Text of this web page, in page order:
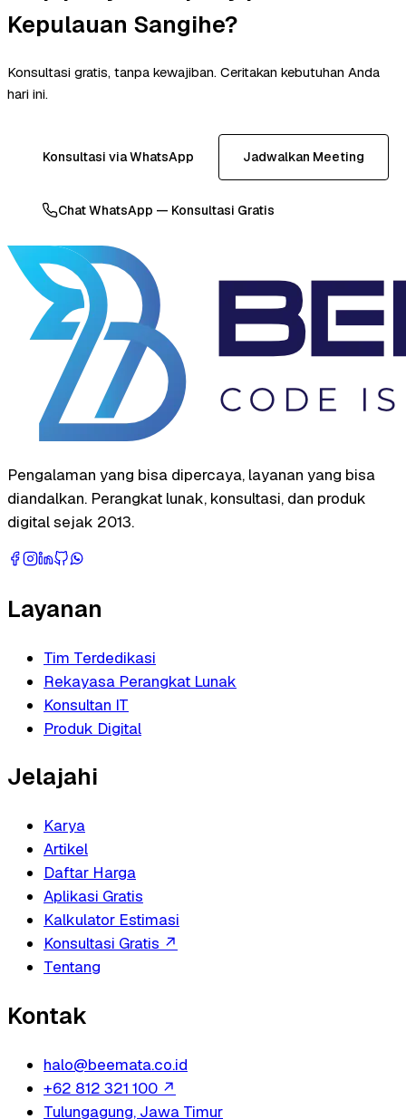
Kepulauan Sangihe?
Konsultasi gratis, tanpa kewajiban. Ceritakan kebutuhan Anda
hari ini.
Konsultasi via WhatsApp Jadwalkan Meeting
Chat WhatsApp — Konsultasi Gratis
Pengalaman yang bisa dipercaya, layanan yang bisa
diandalkan. Perangkat lunak, konsultasi, dan produk
digital sejak 2013.
Layanan
Tim Terdedikasi
Rekayasa Perangkat Lunak
Konsultan IT
Produk Digital
Jelajahi
Karya
Artikel
Daftar Harga
Aplikasi Gratis
Kalkulator Estimasi
Konsultasi Gratis ↗
Tentang
Kontak
halo@beemata.co.id
+62 812 321 100 ↗
Tulungagung, Jawa Timur